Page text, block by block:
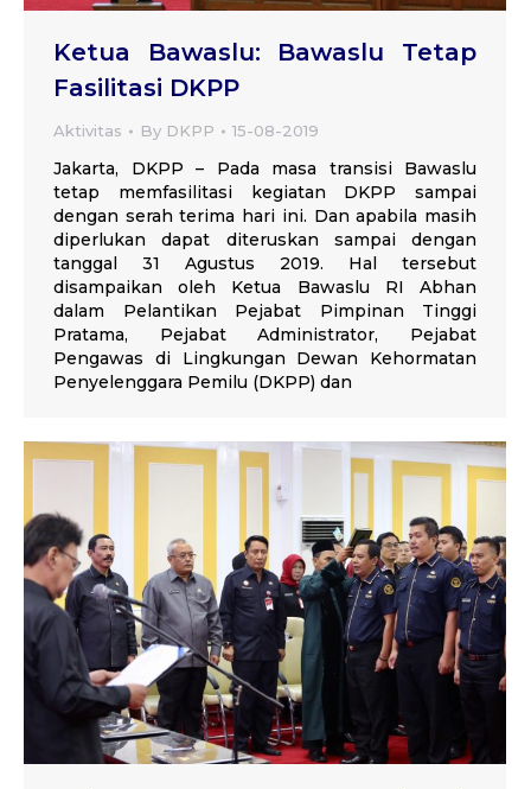
Ketua Bawaslu: Bawaslu Tetap
Fasilitasi DKPP
Aktivitas By DKPP 15-08-2019
Jakarta, DKPP – Pada masa transisi Bawaslu
tetap memfasilitasi kegiatan DKPP sampai
dengan serah terima hari ini. Dan apabila masih
diperlukan dapat diteruskan sampai dengan
tanggal 31 Agustus 2019. Hal tersebut
disampaikan oleh Ketua Bawaslu RI Abhan
dalam Pelantikan Pejabat Pimpinan Tinggi
Pratama, Pejabat Administrator, Pejabat
Pengawas di Lingkungan Dewan Kehormatan
Penyelenggara Pemilu (DKPP) dan